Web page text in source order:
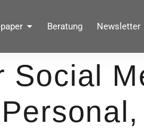
Beratung Newsletter
Social